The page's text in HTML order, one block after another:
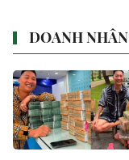
DOANH NHÂN